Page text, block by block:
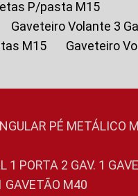
P/pasta M15
Gaveteiro Volante 3
M15
Gaveteiro
PÉ METÁLICO
1 PORTA 2 GAV. 1
GAVETÃO M40